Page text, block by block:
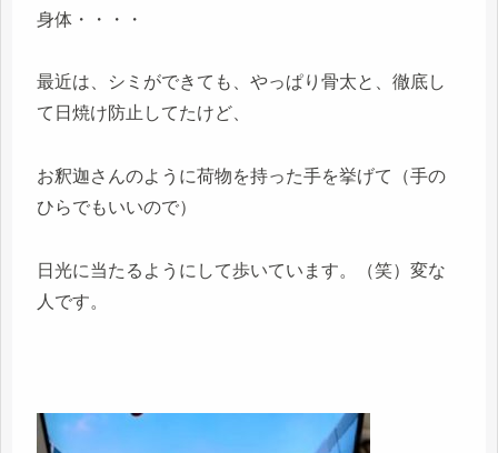
身体・・・・
最近は、シミができても、やっぱり骨太と、徹底し
て日焼け防止してたけど、
お釈迦さんのように荷物を持った手を挙げて（手の
ひらでもいいので）
日光に当たるようにして歩いています。（笑）変な
人です。